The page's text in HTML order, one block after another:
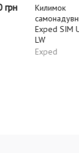
Килимок
самонадувний
Exped SIM Ultra